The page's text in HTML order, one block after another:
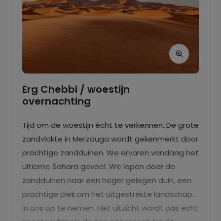
Erg Chebbi / woestijn
overnachting
Tijd om de woestijn écht te verkennen. De grote
zandvlakte in Merzouga wordt gekenmerkt door
prachtige zandduinen. We ervaren vandaag het
ultieme Sahara gevoel. We lopen door de
zandduinen naar een hoger gelegen duin, een
prachtige plek om het uitgestrekte landschap
in ons op te nemen. Het uitzicht wordt pas echt